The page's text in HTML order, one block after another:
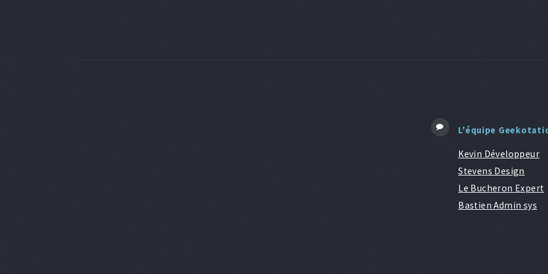
L'équipe
Kevin Développeur
Stevens Design
Le Bucheron Expert
Bastien Admin sys